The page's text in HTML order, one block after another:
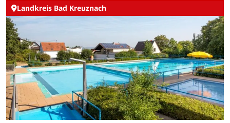
Landkreis Bad Kreuznach